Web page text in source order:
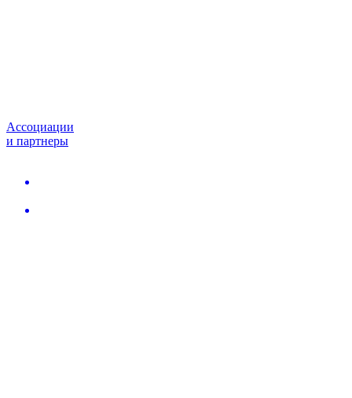
Ассоциации
и партнеры